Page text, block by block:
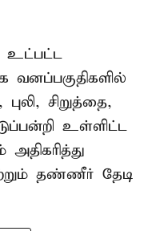
உட்பட்ட
வனப்பகுதிகளில்
சிறுத்தை,
உள்ளிட்ட
தண்ணீர் தேடி